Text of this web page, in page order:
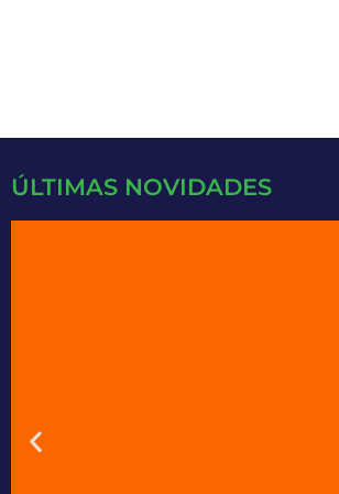
ÚLTIMAS NOVIDADES